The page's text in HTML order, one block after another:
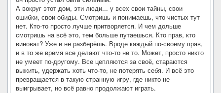
А вокруг этот дом, эти люди... у всех свои тайны, свои
ошибки, свои обиды. Смотришь и понимаешь, что чистых тут
нет. Кто-то просто лучше притворяется. И чем дольше
смотришь на всё это, тем больше путаешься. Кто прав, кто
виноват? Уже и не разберёшь. Вроде каждый по-своему прав,
и в то же время все делают что-то не то. Может, просто никто
не умеет по-другому. Все цепляются за своё, стараются
выжить, удержать хоть что-то, не потерять себя. И всё это
превращается в такую странную игру, где никто не
выигрывает, но всё равно продолжают играть.